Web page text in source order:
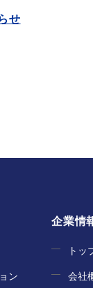
せ
ン
企業情
トッ
会社